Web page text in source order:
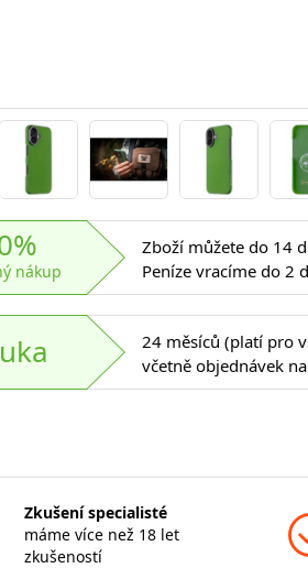
nákup
Zboží můžete do 14
Peníze vracíme do 2
24 měsíců (platí pro
včetně objednávek
Zkušení specialisté
máme více než 18 let
zkušeností